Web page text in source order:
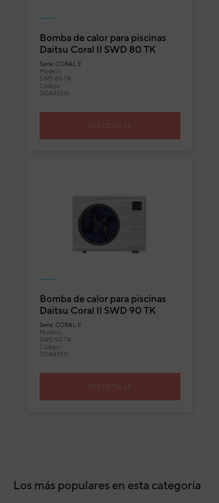
Bomba de calor para piscinas
Daitsu Coral II SWD 80 TK
Serie CORAL II
Modelo:
SWD 80 TK
Código:
3IDA45516
VER DETALLE
Bomba de calor para piscinas
Daitsu Coral II SWD 90 TK
Serie CORAL II
Modelo:
SWD 90 TK
Código:
3IDA45517
VER DETALLE
Los más populares en esta categoría